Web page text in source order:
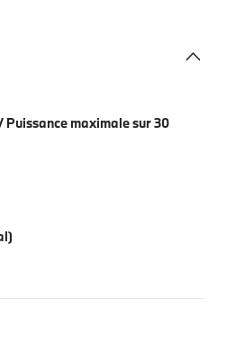
Puissance maximale sur 30